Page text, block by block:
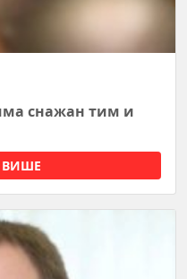
снажан тим и
ВИШЕ